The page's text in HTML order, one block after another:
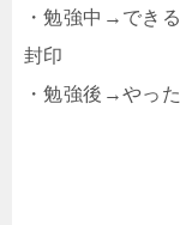
・勉強中→でき
封印
・勉強後→やっ